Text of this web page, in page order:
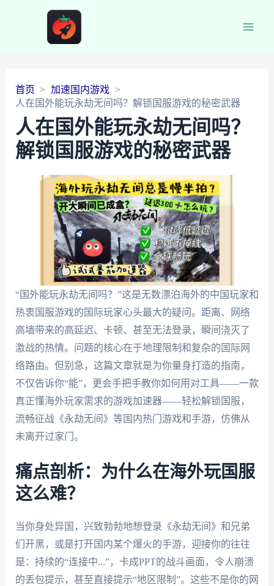
首页
加速国内游戏
人在国外能玩永劫无间吗？解锁国服游戏的秘密武器
人在国外能玩永劫无间吗？
解锁国服游戏的秘密武器
“国外能玩永劫无间吗？”这是无数漂泊海外的中国玩家和
热衷国服游戏的国际玩家心头最大的疑问。距离、网络
高墙带来的高延迟、卡顿、甚至无法登录，瞬间浇灭了
激战的热情。问题的核心在于地理限制和复杂的国际网
络路由。但别急，这篇文章就是为你量身打造的指南，
不仅告诉你“能”，更会手把手教你如何用对工具——一款
真正懂海外玩家需求的游戏加速器——轻松解锁国服，
流畅征战《永劫无间》等国内热门游戏和手游，仿佛从
未离开过家门。
痛点剖析：为什么在海外玩国服
这么难？
当你身处异国，兴致勃勃地想登录《永劫无间》和兄弟
们开黑，或是打开国内某个爆火的手游，迎接你的往往
是：持续的“连接中...”，卡成PPT的战斗画面，令人崩溃
的丢包提示，甚至直接提示“地区限制”。这些不是你的网